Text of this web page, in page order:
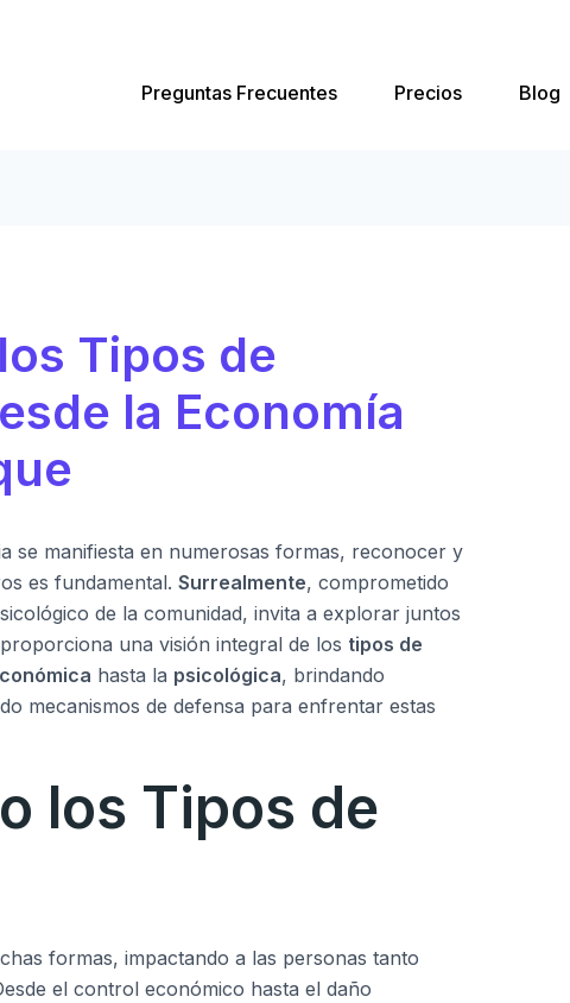
Preguntas Frecuentes Precios Blog
Tipos de
la Economía
se manifiesta en numerosas formas, reconocer y
es fundamental. Surrealmente, comprometido
de la comunidad, invita a explorar juntos
una visión integral de los tipos de
hasta la psicológica, brindando
mecanismos de defensa para enfrentar estas
los Tipos de
formas, impactando a las personas tanto
el control económico hasta el daño